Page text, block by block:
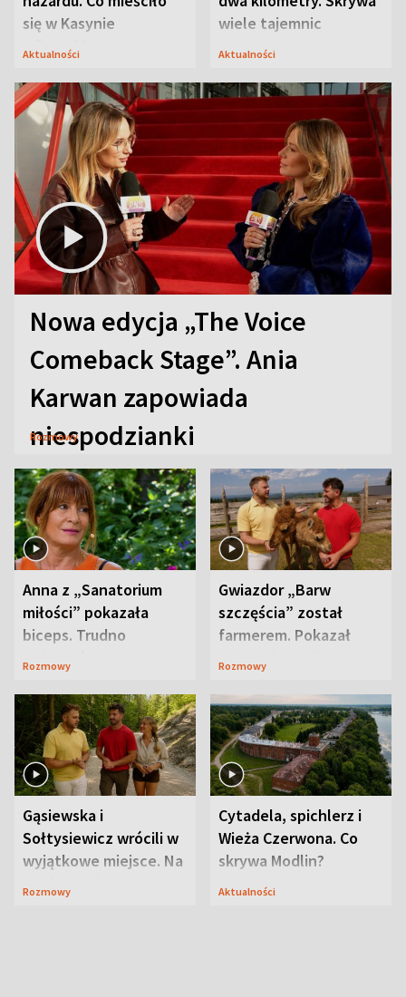
się w Kasynie
Oficerskim?
Aktualności
wiele tajemnic
Aktualności
Nowa edycja „The Voice
Comeback Stage”. Ania
Karwan zapowiada
niespodzianki
Rozmowy
Anna z „Sanatorium
miłości” pokazała
biceps. Trudno
uwierzyć, co przeszła
Rozmowy
Gwiazdor „Barw
szczęścia” został
farmerem. Pokazał
swoje niezwykłe
Rozmowy
Gąsiewska i
Sołtysiewicz wrócili w
wyjątkowe miejsce. Na
szlaku czekał
Rozmowy
Cytadela, spichlerz i
Wieża Czerwona. Co
skrywa Modlin?
Aktualności